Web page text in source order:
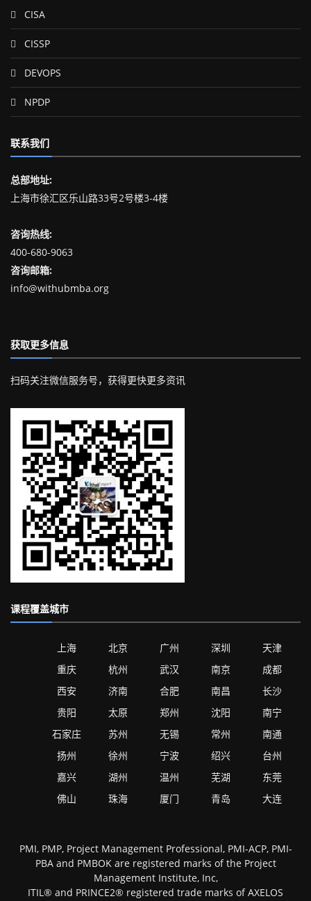
CISA
CISSP
DEVOPS
NPDP
联系我们
总部地址:
上海市徐汇区乐山路33号2号楼3-4楼
咨询热线:
400-680-9063
咨询邮箱:
info@withubmba.org
获取更多信息
扫码关注微信服务号，获得更快更多资讯
课程覆盖城市
上海 北京 广州 深圳
天津
重庆
杭州 武汉 南京
成都
西安
济南 合肥 南昌
长沙
贵阳
太原 郑州 沈阳
南宁
石家庄
苏州 无锡 常州
南通
扬州
徐州 宁波 绍兴
台州
嘉兴
湖州 温州 芜湖
东莞
佛山
珠海 厦门 青岛 大连
PMI, PMP, Project Management Professional, PMI-ACP, PMI-
PBA and PMBOK are registered marks of the Project
Management Institute, Inc,
ITIL® and PRINCE2® registered trade marks of AXELOS